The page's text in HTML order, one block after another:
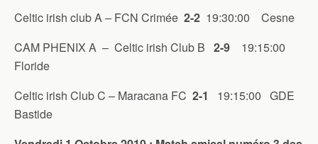
Celtic irish club A – FCN Crimée 2-2 19:30:00 Cesne
CAM PHENIX A – Celtic irish Club B 2-9 19:15:00
Floride
Celtic irish Club C – Maracana FC 2-1
19:15:00 GDE
Bastide